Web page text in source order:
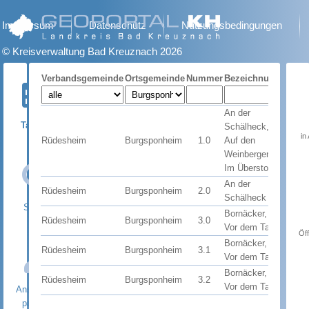
Impressum Datenschutz Nutzungsbedingungen
© Kreisverwaltung Bad Kreuznach 2026
Tabelle
Suche
Ansprech-
partner
VerbandsgemeindeOrtsgemeinde Nummer Bezeichnung
Rüdesheim Burgsponheim 1.0
An der
Schälheck,
Auf den
Weinbergen,
Im Überstos
Rüdesheim Burgsponheim 2.0
An der
Schälheck
Rüdesheim Burgsponheim 3.0
Bornäcker,
Vor dem Tal
Rüdesheim Burgsponheim 3.1
Bornäcker,
Vor dem Tal
Rüdesheim Burgsponheim 3.2
Bornäcker,
Vor dem Tal
in